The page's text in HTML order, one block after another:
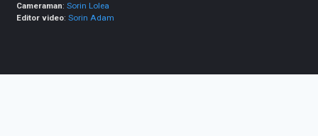
Cameraman:Sorin Lolea
Editor video:Sorin Adam